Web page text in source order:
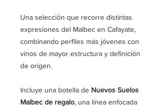
Una selección que recorre distintas
expresiones del Malbec en Cafayate,
combinando perfiles más jóvenes con
vinos de mayor estructura y definición
de origen.
Incluye una botella de Nuevos Suelos
Malbec de regalo, una línea enfocada